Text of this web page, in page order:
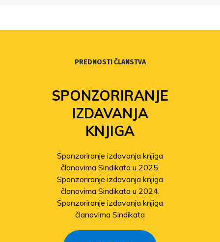
PREDNOSTI ČLANSTVA
SPONZORIRANJE
IZDAVANJA
KNJIGA
Sponzoriranje izdavanja knjiga
članovima Sindikata u 2025.
Sponzoriranje izdavanja knjiga
članovima Sindikata u 2024.
Sponzoriranje izdavanja knjiga
članovima Sindikata